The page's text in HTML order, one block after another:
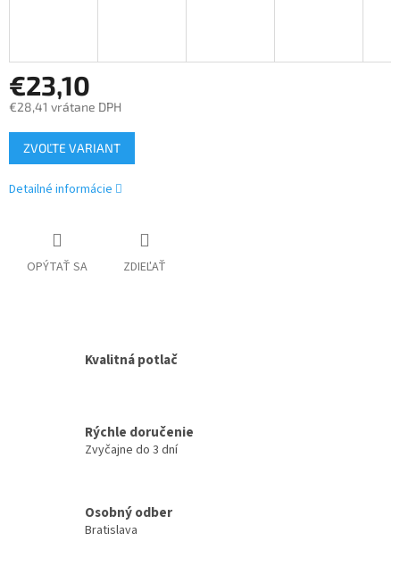
€23,10
€28,41 vrátane DPH
Jednotková
cena:
ZVOĽTE VARIANT
Detailné informácie
OPÝTAŤ SA ZDIEĽAŤ
Kvalitná potlač
Rýchle doručenie
Zvyčajne do 3 dní
Osobný odber
Bratislava